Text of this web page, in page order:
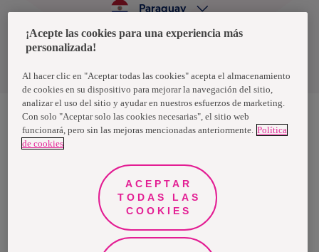
Política de privacidad de datos
Paraguay
Nosotras, una marca de Essity - una compañía global líder en
higiene y salud. Cada día, mil millones de personas, en todo el
propósito es romper barreras por el bienestar en beneficio de
consumidores, pacientes, cuidadores, clientes y la sociedad en
general. Vendemos en aproximadamente 150 países bajo las
principales marcas globales TENA y Tork, así como otras marcas
como Actimove, Cutimed, JOBST, Knix, Leukoplast, Libero, Libresse,
Lotus, Modibodi, Nosotras, Saba, Tempo, TOM Organic y Zewa. En
2024, Essity tuvo ventas de aproximadamente 13 mil millones de
euros y empleó a 36,000 personas. La sede de la compañía está
ubicada en Estocolmo, Suecia, y Essity cotiza en Nasdaq Estocolmo.
¡Acepte las cookies para una experiencia más
personalizada!
Al hacer clic en "Aceptar todas las cookies" acepta el almacenamiento
de cookies en su dispositivo para mejorar la navegación del sitio,
analizar el uso del sitio y ayudar en nuestros esfuerzos de marketing.
Con solo "Aceptar solo las cookies necesarias", el sitio web
funcionará, pero sin las mejoras mencionadas anteriormente. Política
de cookies
ACEPTAR
TODAS LAS
COOKIES